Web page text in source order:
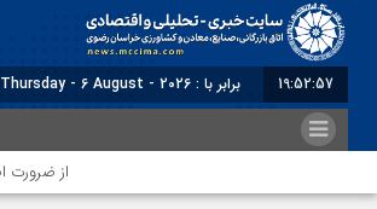
19:52:58 برابر با : Thursday - 6 August - 2026
از ضرورت اصلاح